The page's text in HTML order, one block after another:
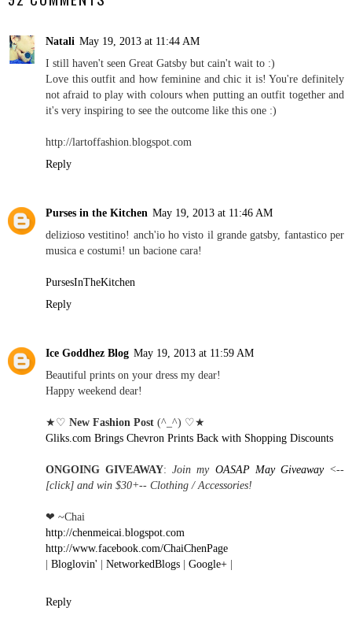
Natali May 19, 2013 at 11:44 AM
I still haven't seen Great Gatsby but cain't wait to :)
Love this outfit and how feminine and chic it is! You're definitely
not afraid to play with colours when putting an outfit together and
it's very inspiring to see the outcome like this one :)
http://lartoffashion.blogspot.com
Reply
Purses in the Kitchen May 19, 2013 at 11:46 AM
delizioso vestitino! anch'io ho visto il grande gatsby, fantastico per
musica e costumi! un bacione cara!
PursesInTheKitchen
Reply
Ice Goddhez Blog May 19, 2013 at 11:59 AM
Beautiful prints on your dress my dear!
Happy weekend dear!
★♡ New Fashion Post (^_^) ♡★
Gliks.com Brings Chevron Prints Back with Shopping Discounts
ONGOING GIVEAWAY:Join my OASAP May Giveaway<--
[click] and win $30+-- Clothing / Accessories!
❤ ~Chai
http://chenmeicai.blogspot.com
http://www.facebook.com/ChaiChenPage
| Bloglovin' | NetworkedBlogs | Google+ |
Reply